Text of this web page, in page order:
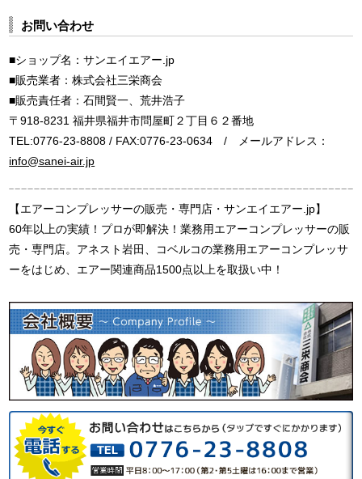
お問い合わせ
■ショップ名：サンエイエアー.jp
■販売業者：株式会社三栄商会
■販売責任者：石間賢一、荒井浩子
〒918-8231 福井県福井市問屋町２丁目６２番地
TEL:0776-23-8808 / FAX:0776-23-0634 / メールアドレス：
info@sanei-air.jp
【エアーコンプレッサーの販売・専門店・サンエイエアー.jp】
60年以上の実績！プロが即解決！業務用エアーコンプレッサーの販
売・専門店。アネスト岩田、コベルコの業務用エアーコンプレッサ
ーをはじめ、エアー関連商品1500点以上を取扱い中！